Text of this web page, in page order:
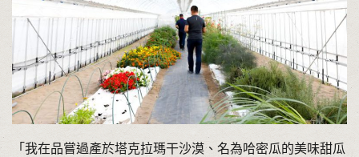
「我在品嘗過產於塔克拉瑪干沙漠、名為哈密瓜的美味甜瓜